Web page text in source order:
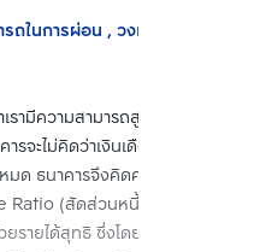
ถในการผ่อน , วงเงินกู้
ามีความสามารถสูงสุดในการ
รจะไม่คิดว่าเงินเดือนทั้งหมดของ
ด ธนาคารจึงคิดความสามารถใน
(สัดส่วนหนี้สินต่อรายได้)
ายได้สุทธิ ซึ่งโดยทั่วไป ธนาคาร